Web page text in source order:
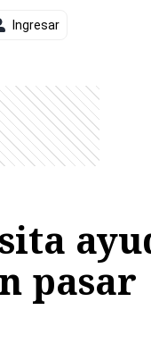
Ingresar
pasar